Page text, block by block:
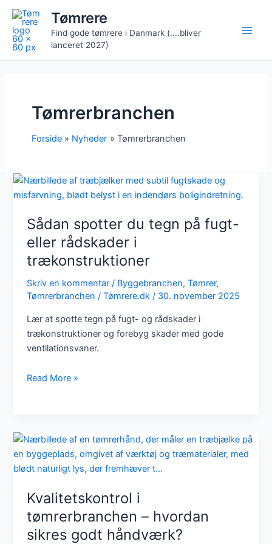
indholdet
Tømrere
Find gode tømrere i Danmark (....bliver
lanceret 2027)
Tømrerbranchen
Forside Nyheder Tømrerbranchen
Sådan spotter du tegn på fugt-
eller rådskader i
trækonstruktioner
Skriv en kommentar / Byggebranchen,Tømrer,
Tømrerbranchen /Tømrere.dk/ 30. november 2025
Lær at spotte tegn på fugt- og rådskader i
trækonstruktioner og forebyg skader med gode
ventilationsvaner.
Sådan
på
fugt-
eller
i
trækonstruktioner
Read More »
Kvalitetskontrol i
tømrerbranchen – hvordan
sikres godt håndværk?